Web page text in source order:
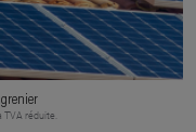
réduite.